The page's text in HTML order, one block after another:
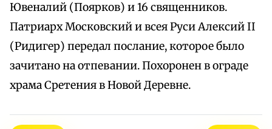
Ювеналий (Поярков) и 16 священников.
Патриарх Московский и всея Руси Алексий II
(Ридигер) передал послание, которое было
зачитано на отпевании. Похоронен в ограде
храма Сретения в Новой Деревне.